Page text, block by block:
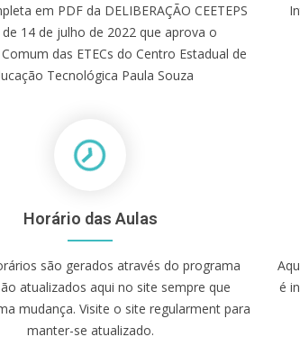
em PDF da DELIBERAÇÃO CEETEPS
de 14 de julho de 2022 que aprova o
das ETECs do Centro Estadual de
Tecnológica Paula Souza
Horário das Aulas
são gerados através do programa
atualizados aqui no site sempre que
mudança. Visite o site regularment para
manter-se atualizado.
é